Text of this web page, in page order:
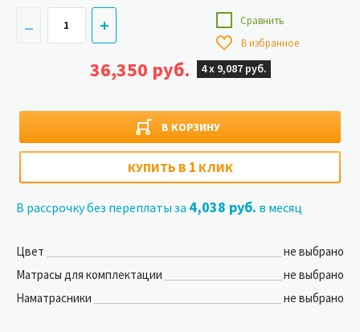
36,350 руб. 4 х 9,087 руб.
В КОРЗИНУ
Сравнить
В избранное
КУПИТЬ В 1 КЛИК
В рассрочку без переплаты за 4,038 руб. в месяц
Цвет
не выбрано
Матрасы для комплектации
не выбрано
Наматрасники
не выбрано